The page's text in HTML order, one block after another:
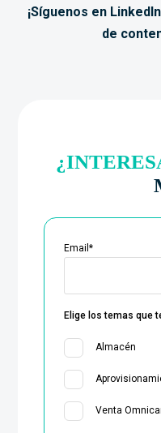
¡Síguenos en
de
Email*
Elige los temas que
Almacén
Venta